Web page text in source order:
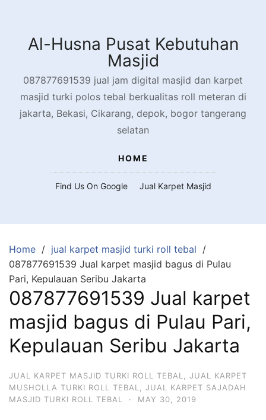
contentAl-Husna Pusat Kebutuhan
Masjid
087877691539 jual jam digital masjid dan karpet
masjid turki polos tebal berkualitas roll meteran di
jakarta, Bekasi, Cikarang, depok, bogor tangerang
selatan
HOME
Find Us On Google Jual Karpet Masjid
Home
jual karpet masjid turki roll tebal
087877691539 Jual karpet masjid bagus di Pulau
Pari, Kepulauan Seribu Jakarta
087877691539 Jual karpet
masjid bagus di Pulau Pari,
Kepulauan Seribu Jakarta
JUAL KARPET MASJID TURKI ROLL TEBAL
JUAL KARPET
MUSHOLLA TURKI ROLL TEBAL
JUAL KARPET SAJADAH
MASJID TURKI ROLL TEBAL
· MAY 30, 2019